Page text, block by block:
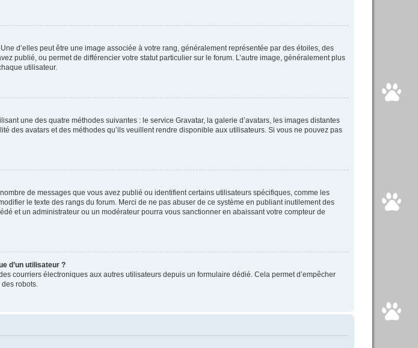
d’elles peut être une image associée à votre rang, généralement représentée par des étoiles, des
publié, ou permet de différencier votre statut particulier sur le forum. L’autre image, généralement plus
utilisateur.
une des quatre méthodes suivantes : le service Gravatar, la galerie d’avatars, les images distantes
des avatars et des méthodes qu’ils veuillent rendre disponible aux utilisateurs. Si vous ne pouvez pas
de messages que vous avez publié ou identifient certains utilisateurs spécifiques, comme les
le texte des rangs du forum. Merci de ne pas abuser de ce système en publiant inutilement des
et un administrateur ou un modérateur pourra vous sanctionner en abaissant votre compteur de
d’un utilisateur ?
courriers électroniques aux autres utilisateurs depuis un formulaire dédié. Cela permet d’empêcher
robots.